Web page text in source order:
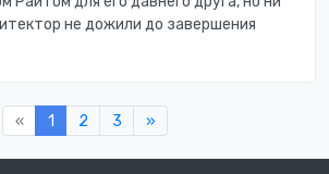
не дожили до завершения
« 1 2 3 »